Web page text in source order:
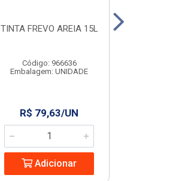
TINTA FREVO AREIA 15L
Código: 966636
Embalagem: UNIDADE
R$ 79,63/UN
Adicionar